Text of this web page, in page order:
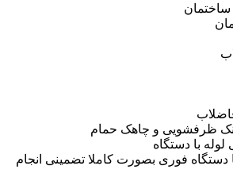
ساختمان
ظرفشویی و چاهک حمام
با دستگاه
دستگاه فوری بصورت کاملا تضمینی انجام